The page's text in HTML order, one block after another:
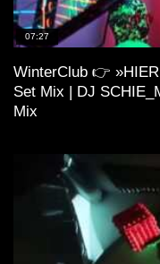
07:27
WinterClub 👉
Set Mix | DJ
Mix